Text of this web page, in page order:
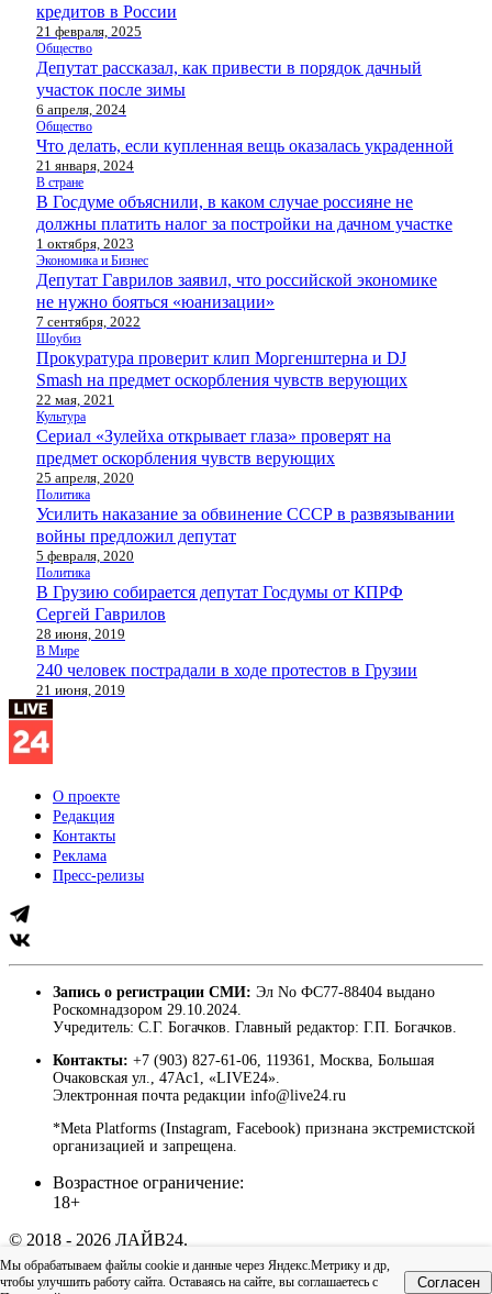
кредитов в России
21 февраля, 2025
Общество
Депутат рассказал, как привести в порядок дачный
участок после зимы
6 апреля, 2024
Общество
Что делать, если купленная вещь оказалась украденной
21 января, 2024
В стране
В Госдуме объяснили, в каком случае россияне не
должны платить налог за постройки на дачном участке
1 октября, 2023
Экономика и Бизнес
Депутат Гаврилов заявил, что российской экономике
не нужно бояться «юанизации»
7 сентября, 2022
Шоубиз
Прокуратура проверит клип Моргенштерна и DJ
Smash на предмет оскорбления чувств верующих
22 мая, 2021
Культура
Сериал «Зулейха открывает глаза» проверят на
предмет оскорбления чувств верующих
25 апреля, 2020
Политика
Усилить наказание за обвинение СССР в развязывании
войны предложил депутат
5 февраля, 2020
Политика
В Грузию собирается депутат Госдумы от КПРФ
Сергей Гаврилов
28 июня, 2019
В Мире
240 человек пострадали в ходе протестов в Грузии
21 июня, 2019
О проекте
Редакция
Контакты
Реклама
Пресс-релизы
Запись о регистрации СМИ: Эл No ФС77-88404 выдано
Роскомнадзором 29.10.2024.
Учредитель: С.Г. Богачков. Главный редактор: Г.П. Богачков.
Контакты: +7 (903) 827-61-06, 119361, Москва, Большая
Очаковская ул., 47Ас1, «LIVE24».
Электронная почта редакции info@live24.ru
*Meta Platforms (Instagram, Facebook) признана экстремистской
организацией и запрещена.
Возрастное ограничение:
18+
© 2018 - 2026 ЛАЙВ24.
Пользовательское соглашение|Политика
конфиденциальности
Мы обрабатываем файлы cookie и данные через Яндекс.Метрику и др,
чтобы улучшить работу сайта. Оставаясь на сайте, вы соглашаетесь с
Согласен